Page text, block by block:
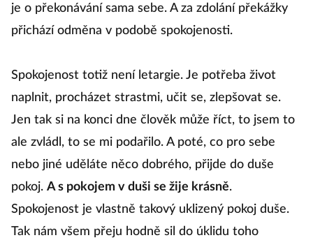
je o překonávání sama sebe. A za zdolání překážky
přichází odměna v podobě spokojenosti.
Spokojenost totiž není letargie. Je potřeba život
naplnit, procházet strastmi, učit se, zlepšovat se.
Jen tak si na konci dne člověk může říct, to jsem to
ale zvládl, to se mi podařilo. A poté, co pro sebe
nebo jiné uděláte něco dobrého, přijde do duše
pokoj. A s pokojem v duši se žije krásně.
Spokojenost je vlastně takový uklizený pokoj duše.
Tak nám všem přeju hodně sil do úklidu toho